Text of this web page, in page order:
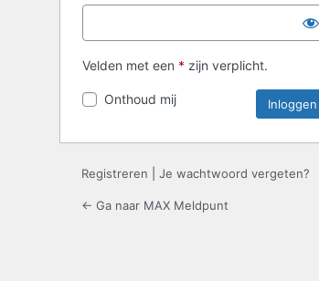
Velden met een * zijn verplicht.
Onthoud mij
Registreren Je wachtwoord vergeten?
← Ga naar MAX Meldpunt